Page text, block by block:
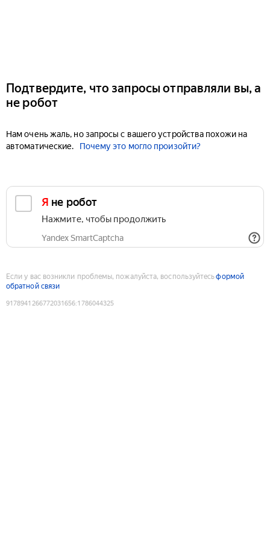
Подтвердите, что запросы отправляли вы, а
не робот
Нам очень жаль, но запросы с вашего устройства похожи на
автоматические.
Почему это могло произойти?
Я не робот
Нажмите, чтобы продолжить
Yandex SmartCaptcha
Если у вас возникли проблемы, пожалуйста, воспользуйтесьформой
обратной связи
9178941266772031656:1786044325